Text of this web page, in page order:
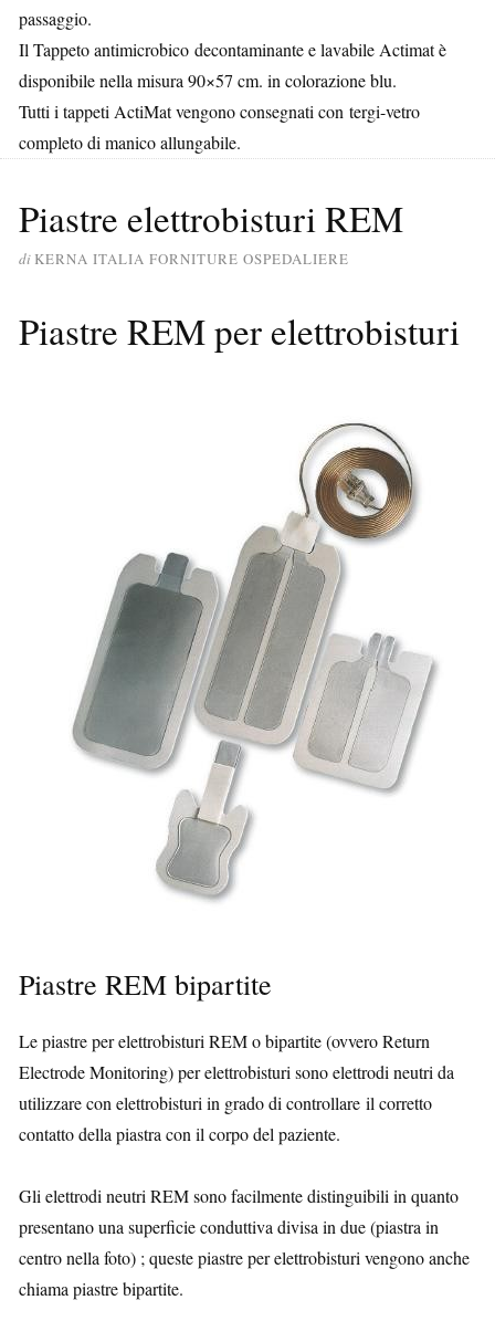
passaggio.
Il Tappeto antimicrobico decontaminante e lavabile Actimat è
disponibile nella misura 90×57 cm. in colorazione blu.
Tutti i tappeti ActiMat vengono consegnati con tergi-vetro
completo di manico allungabile.
Piastre elettrobisturi REM
di KERNA ITALIA FORNITURE OSPEDALIERE
Piastre REM per elettrobisturi
Piastre REM bipartite
Le piastre per elettrobisturi REM o bipartite (ovvero Return
Electrode Monitoring) per elettrobisturi sono elettrodi neutri da
utilizzare con elettrobisturi in grado di controllare il corretto
contatto della piastra con il corpo del paziente.
Gli elettrodi neutri REM sono facilmente distinguibili in quanto
presentano una superficie conduttiva divisa in due (piastra in
centro nella foto) ; queste piastre per elettrobisturi vengono anche
chiama piastre bipartite.